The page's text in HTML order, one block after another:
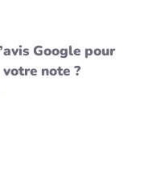
Google pour
note ?